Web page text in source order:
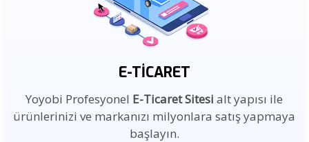
E-TICARET
Yoyobi Profesyonel E-Ticaret Sitesi alt yapısı ile
ürünlerinizi ve markanızı milyonlara satış yapmaya
başlayın.